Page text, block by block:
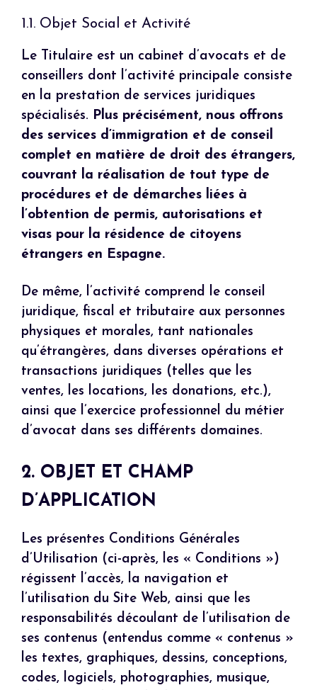
1.1. Objet Social et Activité
Le Titulaire est un cabinet d’avocats et de
conseillers dont l’activité principale consiste
en la prestation de services juridiques
spécialisés. Plus précisément, nous offrons
des services d’immigration et de conseil
complet en matière de droit des étrangers,
couvrant la réalisation de tout type de
procédures et de démarches liées à
l’obtention de permis, autorisations et
visas pour la résidence de citoyens
étrangers en Espagne.
De même, l’activité comprend le conseil
juridique, fiscal et tributaire aux personnes
physiques et morales, tant nationales
qu’étrangères, dans diverses opérations et
transactions juridiques (telles que les
ventes, les locations, les donations, etc.),
ainsi que l’exercice professionnel du métier
d’avocat dans ses différents domaines.
2. OBJET ET CHAMP
D’APPLICATION
Les présentes Conditions Générales
d’Utilisation (ci-après, les « Conditions »)
régissent l’accès, la navigation et
l’utilisation du Site Web, ainsi que les
responsabilités découlant de l’utilisation de
ses contenus (entendus comme « contenus »
les textes, graphiques, dessins, conceptions,
codes, logiciels, photographies, musique,